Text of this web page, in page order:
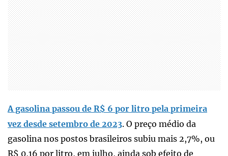
A gasolina passou de R$ 6 por litro pela primeira
vez desde setembro de 2023. O preço médio da
gasolina nos postos brasileiros subiu mais 2,7%, ou
R$ 0,16 por litro, em julho, ainda sob efeito de